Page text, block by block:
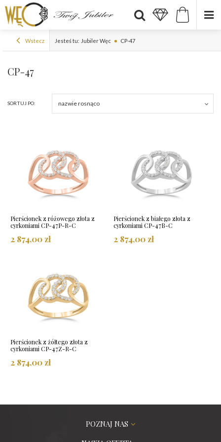
Wstecz Jesteś tu: Jubiler Węc CP-47
CP-47
SORTUJ PO: nazwie rosnąco
Pierścionek z różowego złota z
cyrkoniami CP-47P-R-C
2 874,00 zł
Pierścionek z białego złota z
cyrkoniami CP-47B-C
2 874,00 zł
Pierścionek z żółtego złota z
cyrkoniami CP-47Z-R-C
2 874,00 zł
POZNAJ NAS